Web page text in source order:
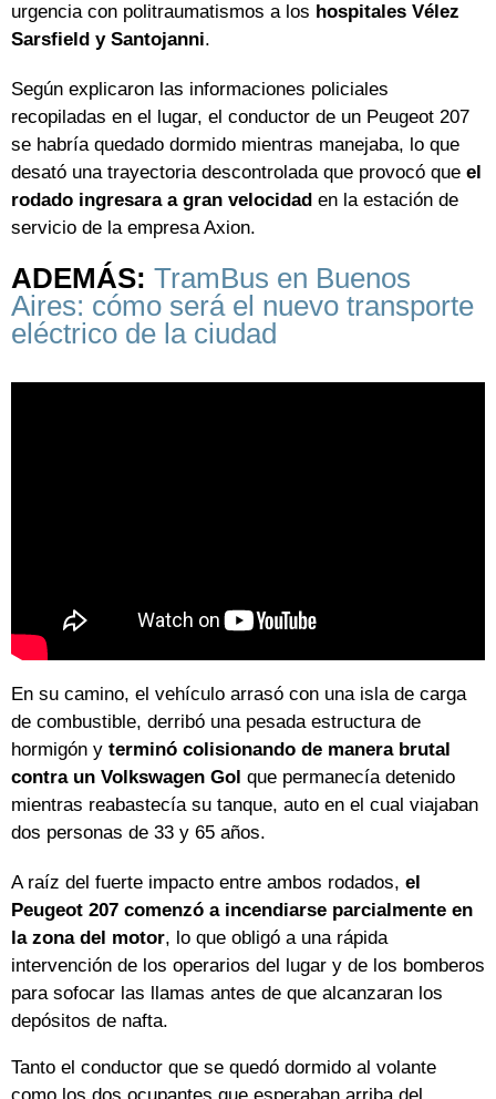
urgencia con politraumatismos a los hospitales Vélez
Sarsfield y Santojanni.
Según explicaron las informaciones policiales
recopiladas en el lugar, el conductor de un Peugeot 207
se habría quedado dormido mientras manejaba, lo que
desató una trayectoria descontrolada que provocó que el
rodado ingresara a gran velocidad en la estación de
servicio de la empresa Axion.
ADEMÁS: TramBus en Buenos
Aires: cómo será el nuevo transporte
eléctrico de la ciudad
En su camino, el vehículo arrasó con una isla de carga
de combustible, derribó una pesada estructura de
hormigón y terminó colisionando de manera brutal
contra un Volkswagen Gol que permanecía detenido
mientras reabastecía su tanque, auto en el cual viajaban
dos personas de 33 y 65 años.
A raíz del fuerte impacto entre ambos rodados, el
Peugeot 207 comenzó a incendiarse parcialmente en
la zona del motor, lo que obligó a una rápida
intervención de los operarios del lugar y de los bomberos
para sofocar las llamas antes de que alcanzaran los
depósitos de nafta.
Tanto el conductor que se quedó dormido al volante
como los dos ocupantes que esperaban arriba del